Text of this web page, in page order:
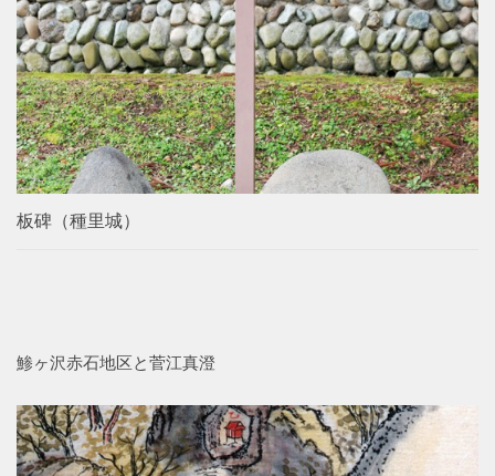
板碑（種里城）
鯵ヶ沢赤石地区と菅江真澄